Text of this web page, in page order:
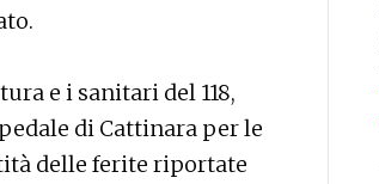
e i sanitari del 118,
di Cattinara per le
delle ferite riportate